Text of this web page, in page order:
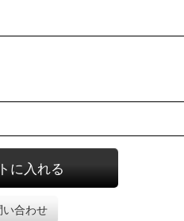
に入れる
い合わせ